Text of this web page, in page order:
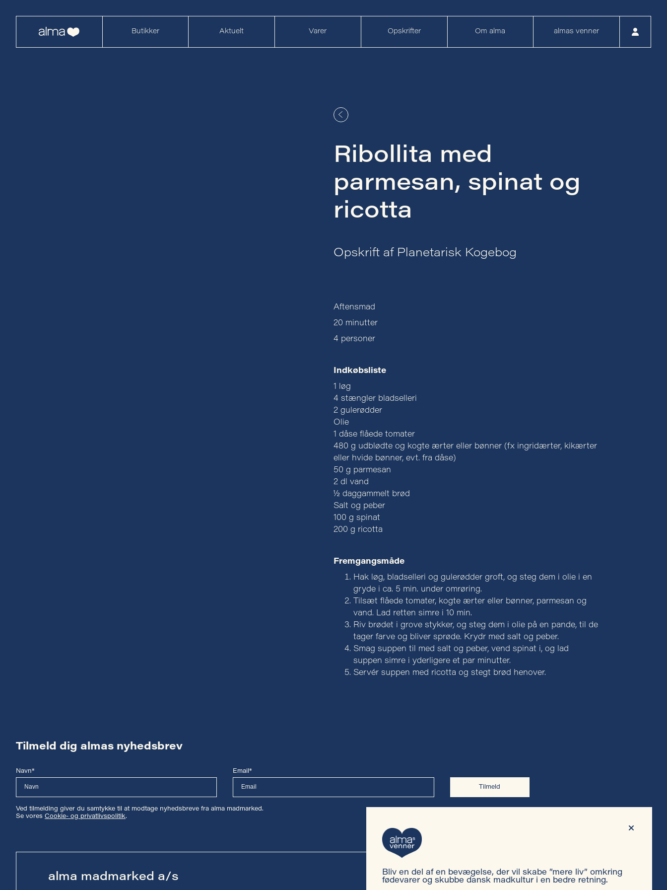
Butikker Aktuelt Varer Opskrifter Om alma almas venner
Ribollita med
parmesan, spinat og
ricotta
Opskrift af Planetarisk Kogebog
Aftensmad
20 minutter
4 personer
Indkøbsliste
1 løg
4 stængler bladselleri
2 gulerødder
Olie
1 dåse flåede tomater
480 g udblødte og kogte ærter eller bønner (fx ingridærter, kikærter
eller hvide bønner, evt. fra dåse)
50 g parmesan
2 dl vand
½ daggammelt brød
Salt og peber
100 g spinat
200 g ricotta
Fremgangsmåde
Hak løg, bladselleri og gulerødder groft, og steg dem i olie i en
gryde i ca. 5 min. under omrøring.
Tilsæt flåede tomater, kogte ærter eller bønner, parmesan og
vand. Lad retten simre i 10 min.
Riv brødet i grove stykker, og steg dem i olie på en pande, til de
tager farve og bliver sprøde. Krydr med salt og peber.
Smag suppen til med salt og peber, vend spinat i, og lad
suppen simre i yderligere et par minutter.
Servér suppen med ricotta og stegt brød henover.
Tilmeld dig almas nyhedsbrev
Navn* Email*
Tilmeld
Ved tilmelding giver du samtykke til at modtage nyhedsbreve fra alma madmarked.
Se vores Cookie- og privatlivspolitik.
alma madmarked a/s Privatlivspolitik
Bliv en del af en bevægelse, der vil skabe ”mere liv” omkring
fødevarer og skubbe dansk madkultur i en bedre retning.